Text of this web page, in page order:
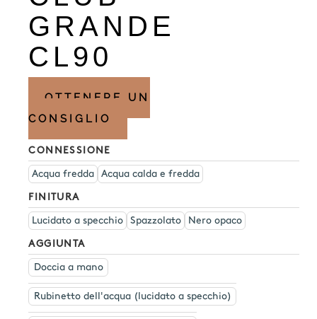
GRANDE
CL90
OTTENERE UN
CONSIGLIO
CONNESSIONE
Acqua fredda Acqua calda e fredda
FINITURA
Lucidato a specchio Spazzolato Nero opaco
AGGIUNTA
Doccia a mano
Rubinetto dell'acqua (lucidato a specchio)